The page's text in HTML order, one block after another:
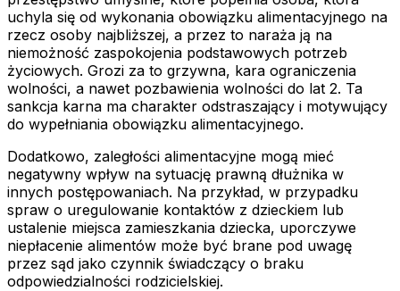
uchyla się od wykonania obowiązku alimentacyjnego na
rzecz osoby najbliższej, a przez to naraża ją na
niemożność zaspokojenia podstawowych potrzeb
życiowych. Grozi za to grzywna, kara ograniczenia
wolności, a nawet pozbawienia wolności do lat 2. Ta
sankcja karna ma charakter odstraszający i motywujący
do wypełniania obowiązku alimentacyjnego.
Dodatkowo, zaległości alimentacyjne mogą mieć
negatywny wpływ na sytuację prawną dłużnika w
innych postępowaniach. Na przykład, w przypadku
spraw o uregulowanie kontaktów z dzieckiem lub
ustalenie miejsca zamieszkania dziecka, uporczywe
niepłacenie alimentów może być brane pod uwagę
przez sąd jako czynnik świadczący o braku
odpowiedzialności rodzicielskiej.